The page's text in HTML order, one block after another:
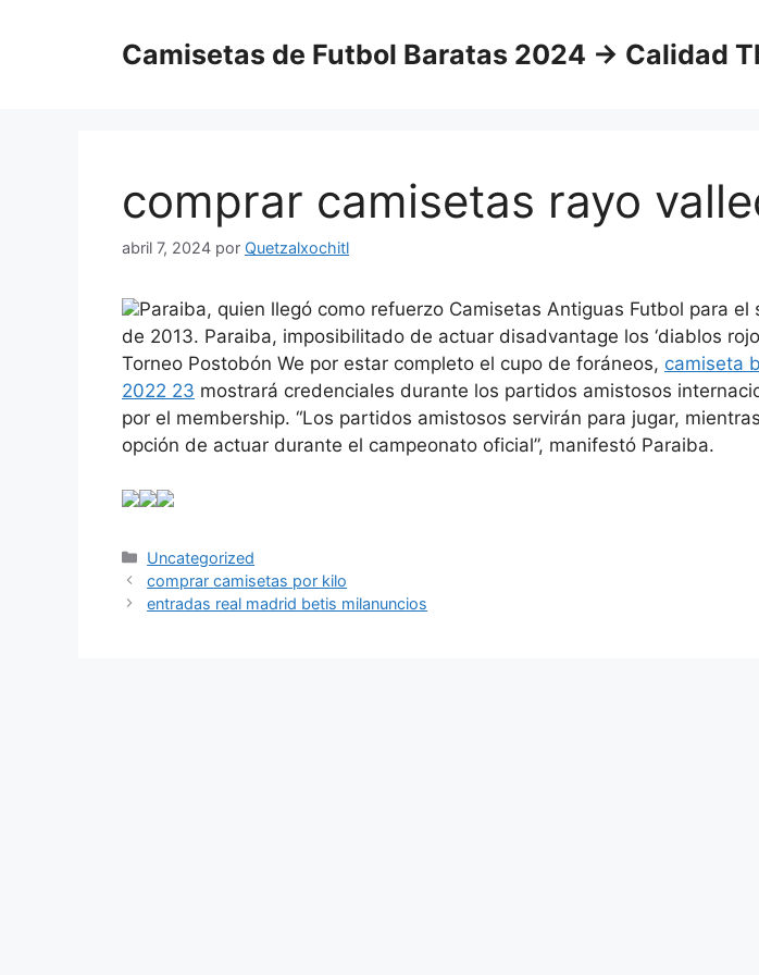
Camisetas de Futbol Baratas 2024 → Calidad
comprar camisetas rayo
abril 7, 2024 por Quetzalxochitl
Paraiba, quien llegó como refuerzo Camisetas Antiguas Futbol para el
de 2013. Paraiba, imposibilitado de actuar disadvantage los ‘diablos
Torneo Postobón We por estar completo el cupo de foráneos, camiseta
2022 23 mostrará credenciales durante los partidos amistosos
por el membership. “Los partidos amistosos servirán para jugar,
opción de actuar durante el campeonato oficial”, manifestó Paraiba.
Categorías
Uncategorized
comprar camisetas por kilo
entradas real madrid betis milanuncios